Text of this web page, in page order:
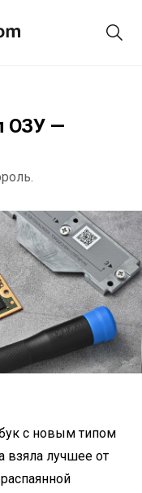
ОЗУ —
с новым типом
взяла лучшее от